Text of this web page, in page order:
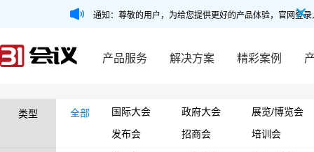
通知：尊敬的用户，为给您提供更好的产品体验，官网登
产品服务 解决方案 精彩案例
类型 全部 国际大会 政府大会
展览/博览会
发布会
招商会 培训会